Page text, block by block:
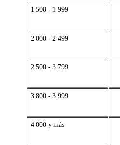
1 500 - 1 999
2 000 - 2 499
2 500 - 3 799
3 800 - 3 999
4 000 y más